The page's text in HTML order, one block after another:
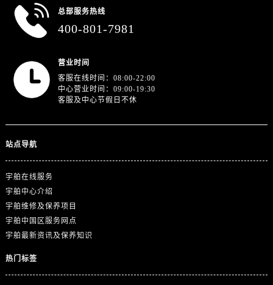
总部服务热线
400-801-7981
营业时间
客服在线时间：08:00-22:00
中心营业时间：09:00-19:30
客服及中心节假日不休
站点导航
宇舶在线服务
宇舶中心介绍
宇舶维修及保养项目
宇舶中国区服务网点
宇舶最新资讯及保养知识
热门标签